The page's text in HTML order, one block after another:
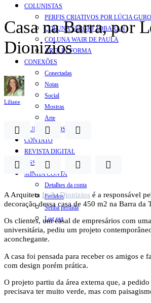
COLUNISTAS
PERFIS CRIATIVOS POR LÚCIA
COLUNA SERGIO ZOBARAN
COLUNA WAIR DE PAULA
ARTE.IN.FORMA
CONEXÕES
Conectadas
Notas
Social
Mostras
Arte
QUEM SOMOS
CONTATO
REVISTA DIGITAL
ASSINE
MINHA CONTA
Detalhes da conta
Pedidos
Senha perdida
Log out
Casa na Barra, por
Dionizios
Liliane
A Arquiteta Leila Dionizios é a responsável
decoração dessa casa de 450 m2 na Barra da
Os clientes, um casal de empresários com
universitária, pediu um projeto
aconchegante.
A casa foi pensada para receber os amigos e
com design porém prática.
O projeto partiu da área externa que, a
precisava ter muito verde, mas com